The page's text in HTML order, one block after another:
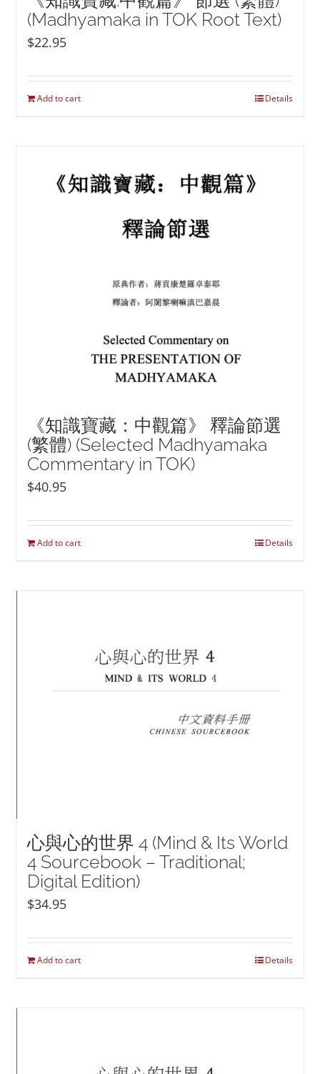
(Madhyamaka in TOK Root Text)
$22.95
Add to cart Details
《知識寶藏：中觀篇》 釋論節選
(繁體) (Selected Madhyamaka
Commentary in TOK)
$40.95
Add to cart Details
心與心的世界 4 (Mind & Its World
4 Sourcebook – Traditional;
Digital Edition)
$34.95
Add to cart Details